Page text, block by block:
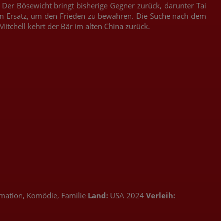
Bösewicht bringt bisherige Gegner zurück, darunter Tai
um den Frieden zu bewahren. Die Suche nach dem
kehrt der Bär im alten China zurück.
Komödie, Familie Land: USA 2024 Verleih: